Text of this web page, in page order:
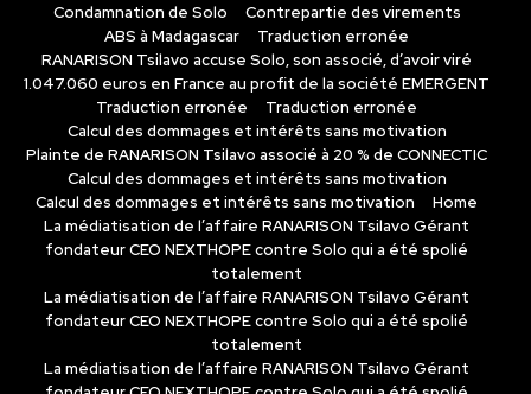
Condamnation de Solo
Contrepartie des virements
ABS à Madagascar
Traduction erronée
RANARISON Tsilavo accuse Solo, son associé, d’avoir viré
1.047.060 euros en France au profit de la société EMERGENT
Traduction erronée
Traduction erronée
Calcul des dommages et intérêts sans motivation
Plainte de RANARISON Tsilavo associé à 20 % de CONNECTIC
Calcul des dommages et intérêts sans motivation
Calcul des dommages et intérêts sans motivation
Home
La médiatisation de l’affaire RANARISON Tsilavo Gérant
fondateur CEO NEXTHOPE contre Solo qui a été spolié
totalement
La médiatisation de l’affaire RANARISON Tsilavo Gérant
fondateur CEO NEXTHOPE contre Solo qui a été spolié
totalement
La médiatisation de l’affaire RANARISON Tsilavo Gérant